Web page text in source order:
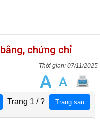
chứng chỉ
07/11/2025